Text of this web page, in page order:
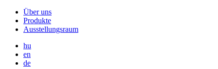
Über uns
Produkte
Ausstellungsraum
hu
en
de